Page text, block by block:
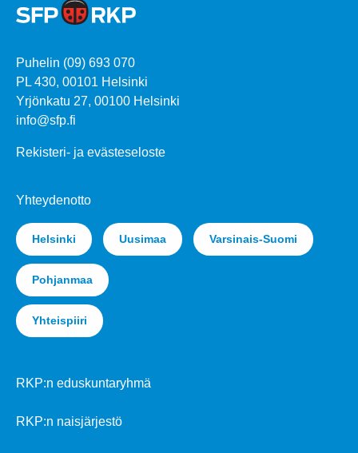
Puhelin (09) 693 070
PL 430, 00101 Helsinki
Yrjönkatu 27, 00100 Helsinki
info@sfp.fi
Rekisteri- ja evästeseloste
Yhteydenotto
Helsinki Uusimaa Varsinais-Suomi
Pohjanmaa
Yhteispiiri
RKP:n eduskuntaryhmä
RKP:n naisjärjestö